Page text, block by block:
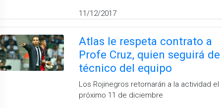
11/12/2017
Atlas le respeta contrato a
Profe Cruz, quien seguirá de
técnico del equipo
Los Rojinegros retornarán a la actividad el
próximo 11 de diciembre